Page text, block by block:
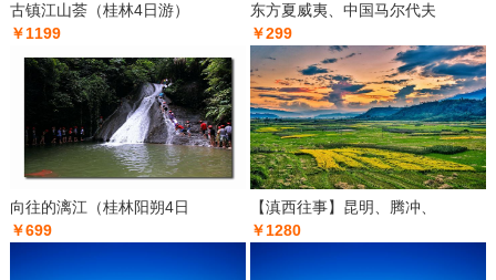
古镇江山荟（桂林4日游）
￥1199
东方夏威夷、中国马尔代夫
￥299
向往的漓江（桂林阳朔4日
￥699
【滇西往事】昆明、腾冲、
￥1280